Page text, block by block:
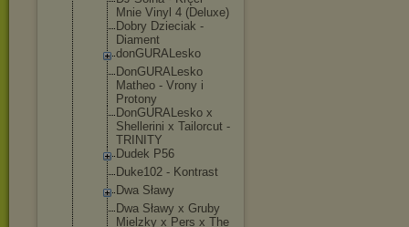
Mnie Vinyl 4 (Deluxe)
Dobry Dzieciak -
Diament
donGURALesko
DonGURALesko
Matheo - Vrony i
Protony
DonGURALesko x
Shellerini x Tailorcut -
TRINITY
Dudek P56
Duke102 - Kontrast
Dwa Sławy
Dwa Sławy x Gruby
Mielzky x Pers x The